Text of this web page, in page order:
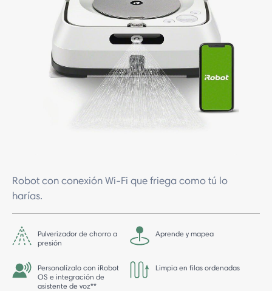
Robot con conexión Wi-Fi que friega como tú lo
harías.
Pulverizador de chorro a
presión
Aprende y mapea
Personalízalo con iRobot
OS e integración de
asistente de voz**
Limpia en filas ordenadas